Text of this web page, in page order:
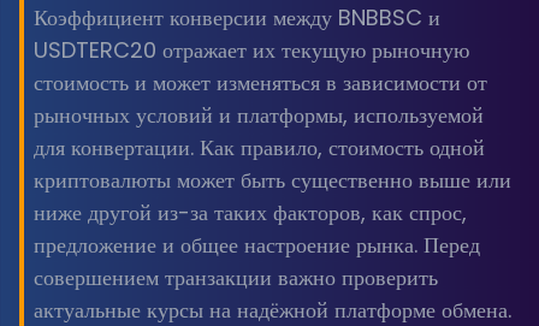
Коэффициент конверсии между BNBBSC и
USDTERC20 отражает их текущую рыночную
стоимость и может изменяться в зависимости от
рыночных условий и платформы, используемой
для конвертации. Как правило, стоимость одной
криптовалюты может быть существенно выше или
ниже другой из-за таких факторов, как спрос,
предложение и общее настроение рынка. Перед
совершением транзакции важно проверить
актуальные курсы на надёжной платформе обмена.